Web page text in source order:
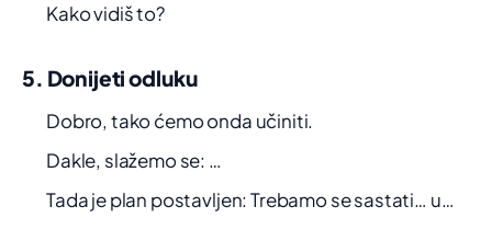
Kako vidiš to?
5. Donijeti odluku
Dobro, tako ćemo onda učiniti.
Dakle, slažemo se: …
Tada je plan postavljen: Trebamo se sastati… u…